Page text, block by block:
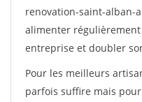
renovation-saint-alban-
alimenter
entreprise et doubler
Pour les meilleurs
parfois suffire mais